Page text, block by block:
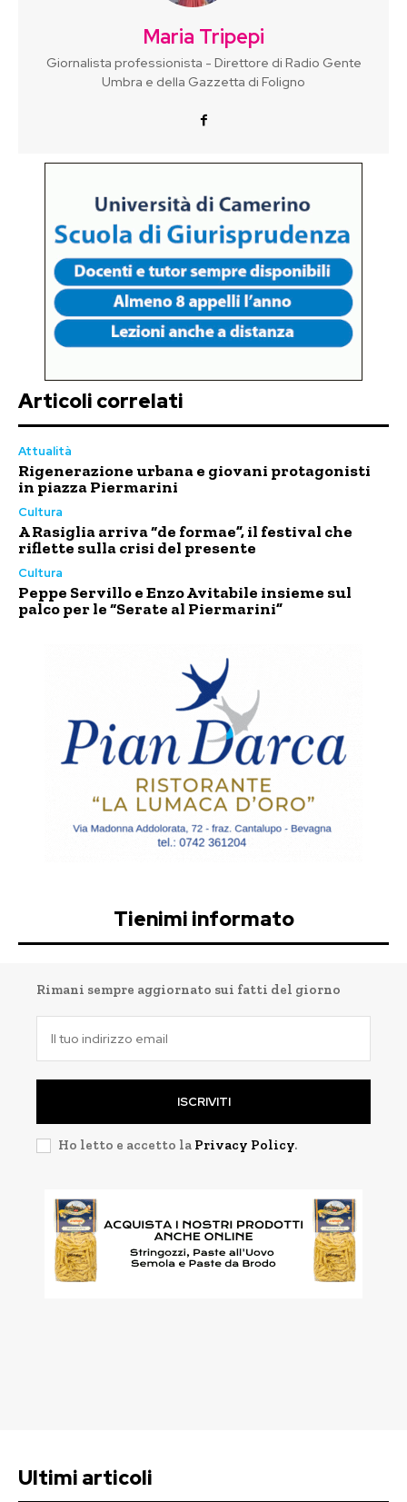
Maria Tripepi
Giornalista professionista - Direttore di Radio Gente
Umbra e della Gazzetta di Foligno
Articoli correlati
Attualità
Rigenerazione urbana e giovani protagonisti
in piazza Piermarini
Cultura
A Rasiglia arriva “de formae”, il festival che
riflette sulla crisi del presente
Cultura
Peppe Servillo e Enzo Avitabile insieme sul
palco per le “Serate al Piermarini”
Tienimi informato
Rimani sempre aggiornato sui fatti del giorno
ISCRIVITI
Ho letto e accetto la Privacy Policy.
Ultimi articoli